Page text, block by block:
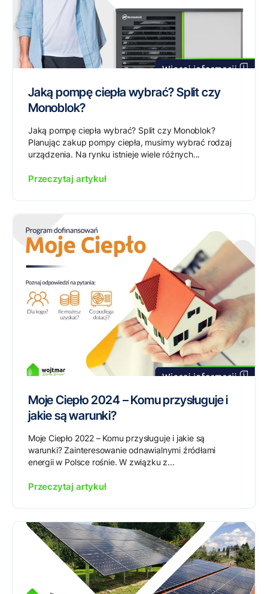
Jaką pompę ciepła wybrać? Split czy
Monoblok?
Jaką pompę ciepła wybrać? Split czy Monoblok?
Planując zakup pompy ciepła, musimy wybrać rodzaj
urządzenia. Na rynku istnieje wiele różnych...
Przeczytaj artykuł
Moje Ciepło 2024 – Komu przysługuje i
jakie są warunki?
Moje Ciepło 2022 – Komu przysługuje i jakie są
warunki? Zainteresowanie odnawialnymi źródłami
energii w Polsce rośnie. W związku z...
Przeczytaj artykuł